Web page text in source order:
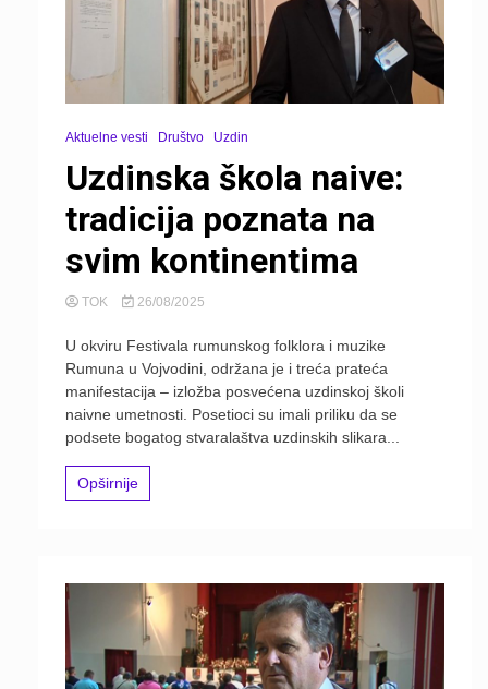
Aktuelne vesti Društvo Uzdin
Uzdinska škola naive:
tradicija poznata na
svim kontinentima
TOK 26/08/2025
U okviru Festivala rumunskog folklora i muzike
Rumuna u Vojvodini, održana je i treća prateća
manifestacija – izložba posvećena uzdinskoj školi
naivne umetnosti. Posetioci su imali priliku da se
podsete bogatog stvaralaštva uzdinskih slikara...
Opširnije